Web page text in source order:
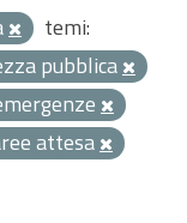
temi:
pubblica
attesa